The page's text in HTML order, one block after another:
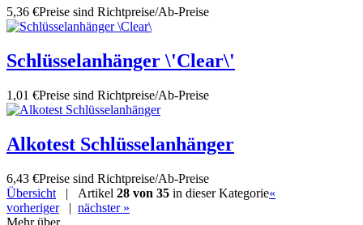
5,36 €Preise sind Richtpreise/Ab-Preise
Schlüsselanhänger \'Clear\'
1,01 €Preise sind Richtpreise/Ab-Preise
Alkotest Schlüsselanhänger
6,43 €Preise sind Richtpreise/Ab-Preise
Übersicht | Artikel 28 von 35 in dieser Kategorie«
vorheriger| nächster »
Mehr über...